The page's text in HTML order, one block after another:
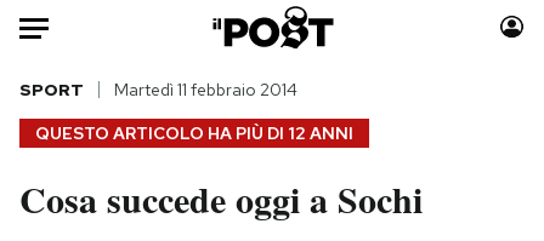
Auto
HOME
Italia
Moda
QUESTO ARTICOLO HA PIÙ DI 12 ANNI
SPORT Martedì 11 febbraio 2014
Cosa succede oggi a Sochi